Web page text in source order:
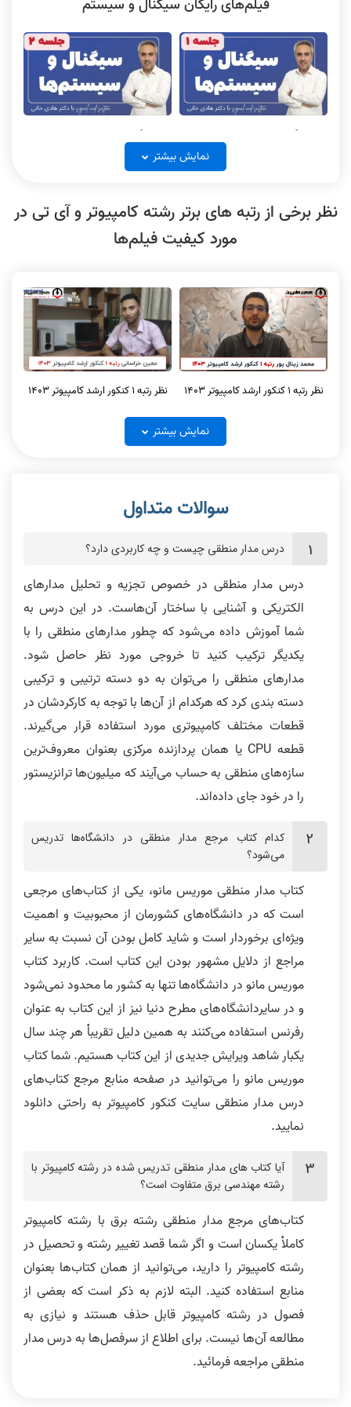
پایگاه داده جلسه 5 نکته و تست پایگاه داده جلسه 1
فیلم‌های رایگان سیگنال و سیستم
سیگنال و سیستم ها جلسه 1 سیگنال و سیستم ها جلسه 2
سیگنال و سیستم ها جلسه 3 سیگنال و سیستم ها جلسه 4
سیگنال و سیستم ها جلسه 5 سیگنال و سیستم ها جلسه 6
ارشد کامپیوتر 1403
حل تستهای سیگنال و سیستم کنکور
ارشد کامپیوتر1404
نمایش بیشتر
نظر برخی از رتبه های برتر رشته کامپیوتر و آی تی در
مورد کیفیت فیلم‌ها
نظر رتبه 1 کنکور ارشد کامپیوتر 1403 نظر رتبه 1 کنکور ارشد کامپیوتر 1403
نظر رتبه 1 کنکور ارشد کامپیوتر و آیتی
نظر رتبه 1 کنکور ارشد کامپیوتر 1403
نظر رتبه 1 کنکور ارشد کامپیوتر
نظر رتبه 2 کنکور ارشد نظر رتبه 6 کنکور ارشد کامپیوتر
نظر رتبه 6 کنکور 1400 نظر رتبه 68 کنکور ارشد کامپیوتر 1403
نظر رتبه 68 کنکور ارشد آیتی 1403 فیلم ها خیلی قابل فهم و روان است
رتبه 9 :فیلم ها بی نقص بود
نطر رتبه 10: کیفیت تدریس استاد
رضوی خیلی خوبه
نظر رتبه 16: کیفیت تدریس خیلی عالی
بود
نمایش بیشتر
درس مدار منطقی چیست و چه کاربردی دارد؟
درس مدار منطقی در خصوص تجزیه و تحلیل مدار‌های
الکتریکی و آشنایی با ساختار آن‌هاست. در این درس به
شما آموزش داده می‌شود که چطور مدارهای منطقی را با
یکدیگر ترکیب کنید تا خروجی مورد نظر حاصل شود.
مدارهای منطقی را می‌توان به دو دسته ترتیبی و ترکیبی
دسته بندی کرد که هرکدام از آن‌ها با توجه به کارکردشان در
قطعات مختلف کامپیوتری مورد استفاده قرار می‌گیرند.
قطعه CPU یا همان پردازنده مرکزی بعنوان معروف‌ترین
سازه‌های منطقی به حساب می‌آیند که میلیون‌ها ترانزیستور
را در خود جای داده‌اند.
کدام کتاب مرجع مدار منطقی در دانشگاه‌ها تدریس
می‌شود؟
کتاب مدار منطقی موریس مانو، یکی از کتاب‌های مرجعی
است که در دانشگاه‌های کشورمان از محبوبیت و اهمیت
ویژه‌ای برخوردار است و شاید کامل بودن آن نسبت به سایر
مراجع از دلایل مشهور بودن این کتاب است. کاربرد کتاب
موریس مانو در دانشگاه‌ها تنها به کشور ما محدود نمی‌شود
و در سایردانشگاه‌های مطرح دنیا نیز از این کتاب به عنوان
رفرنس استفاده می‌کنند به همین دلیل تقریباْ‌ هر چند سال
یکبار شاهد ویرایش جدیدی از این کتاب هستیم. شما کتاب
موریس مانو را می‌توانید در صفحه منابع مرجع کتاب‌های
درس مدار منطقی سایت کنکور کامپیوتر به راحتی دانلود
نمایید.
آیا کتاب ‌های مدار منطقی تدریس شده در رشته کامپیوتر با
رشته مهندسی برق متفاوت است؟
کتاب‌های مرجع مدار منطقی رشته برق با رشته کامپیوتر
کاملاْ‌ یکسان است و اگر شما قصد تغییر رشته و تحصیل در
رشته کامپیوتر را دارید، می‌توانید از همان کتاب‌‌ها بعنوان
منابع استفاده کنید. البته لازم به ذکر است که بعضی از
فصول در رشته کامپیوتر قابل حذف هستند و نیازی به
مطالعه آن‌ها نیست. برای اطلاع از سرفصل‌ها به درس مدار
منطقی مراجعه فرمائید.